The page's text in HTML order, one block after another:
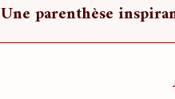
Une parenthèse